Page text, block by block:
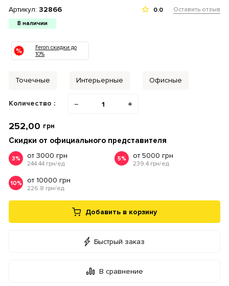
Артикул: 32866
В наличии
0.0 Оставить отзыв
Feron скидки до
10%
Точечные Интерьерные Офисные
Количество : − +
252,00 грн
Скидки от официального представителя
3% от 3000 грн
244.44 грн/ед.
5% от 5000 грн
239.4 грн/ед.
10% от 10000 грн
226.8 грн/ед.
Добавить в корзину
Быстрый заказ
В сравнение